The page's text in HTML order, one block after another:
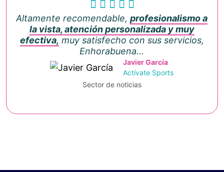
Altamente recomendable,profesionalismo a
la vista, atención personalizada y muy
efectiva, muy satisfecho con sus servicios,
Enhorabuena...
Javier García
Actívate Sports
Sector de noticias